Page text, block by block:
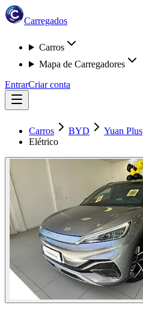
Carregados
Carros
Mapa de Carregadores
EntrarCriar conta
Carros BYD
Yuan Plus
Elétrico